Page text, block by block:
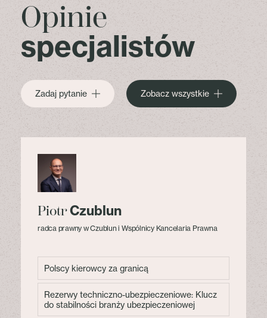
Opinie
specjalistów
Zadaj pytanie Zobacz wszystkie
PiotrCzublun
radca prawny w Czublun i Wspólnicy Kancelaria Prawna
Polscy kierowcy za granicą
Rezerwy techniczno-ubezpieczeniowe: Klucz
do stabilności branży ubezpieczeniowej